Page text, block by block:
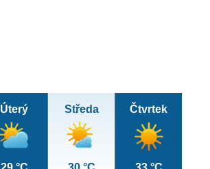
Úterý Středa Čtvrtek